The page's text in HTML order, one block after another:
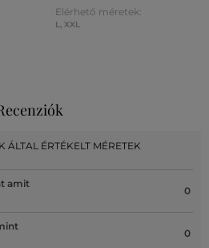
Elérhető méretek:
L, XXL
ÁLTAL ÉRTÉKELT MÉRETEK
amit
0
0